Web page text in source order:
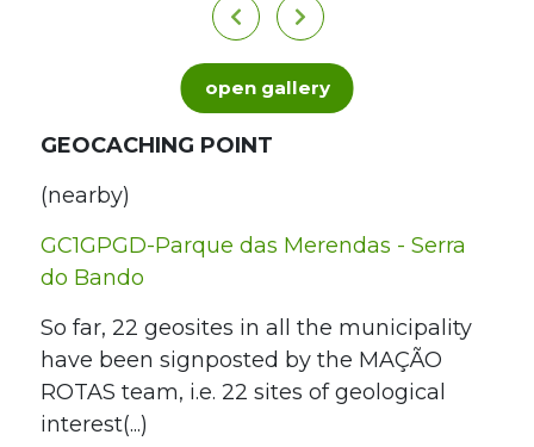
open gallery
GEOCACHING POINT
(nearby)
GC1GPGD-Parque das Merendas - Serra
do Bando
So far, 22 geosites in all the municipality
have been signposted by the MAÇÃO
ROTAS team, i.e. 22 sites of geological
interest(...)